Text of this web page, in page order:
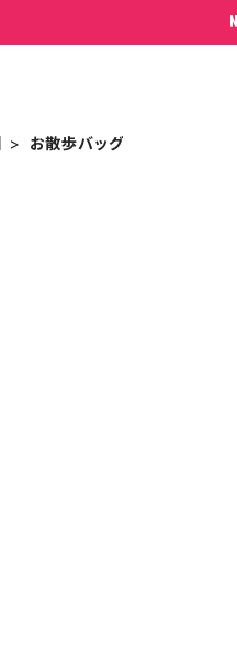
お散歩バッグ